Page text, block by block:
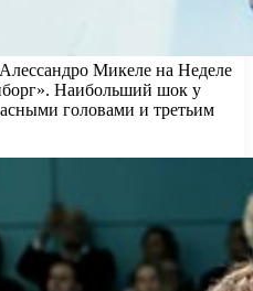
Микеле на Неделе
Наибольший шок у
головами и третьим